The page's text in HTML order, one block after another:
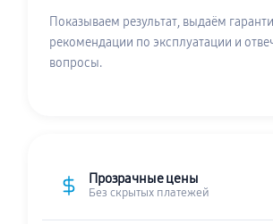
Показываем результат, выдаём
рекомендации по эксплуатации и
вопросы.
Прозрачные цены
Без скрытых платежей